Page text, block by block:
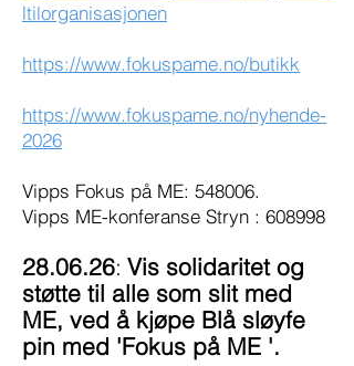
ltilorganisasjonen
https://www.fokuspame.no/butikk
https://www.fokuspame.no/nyhende-
2026
​Vipps Fokus på ME: 548006.
Vipps ME-konferanse Stryn : 608998
28.06.26: Vis solidaritet og
støtte til alle som slit med
ME, ved å kjøpe ​​​Blå sløyfe
pin med 'Fokus på ME '.